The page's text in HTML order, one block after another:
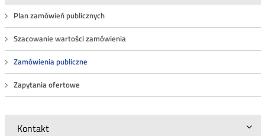
Plan zamówień publicznych
Szacowanie wartości zamówienia
Zamówienia publiczne
Zapytania ofertowe
Kontakt